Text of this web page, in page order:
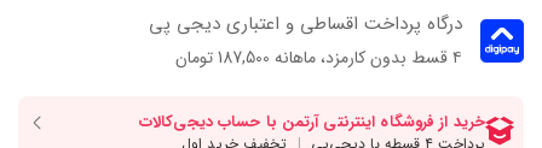
درگاه پرداخت اقساطی و اعتباری دیجی پی
۴ قسط بدون کارمزد، ماهانه 187,500 تومان